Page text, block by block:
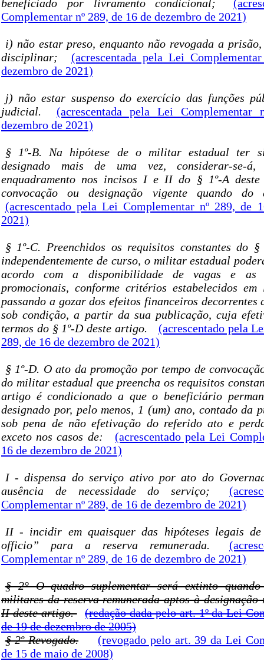
beneficiado por livramento condicional;
Complementar nº 289, de 16 de dezembro de 2021)
i) não estar preso, enquanto não revogada a
disciplinar;
(acrescentada pela Lei
dezembro de 2021)
j) não estar suspenso do exercício das funções
judicial.
(acrescentada pela Lei
dezembro de 2021)
§ 1º-B. Na hipótese de o militar estadual ter
designado mais de uma vez, considerar-se-
enquadramento nos incisos I e II do § 1º-A
convocação ou designação vigente quando do
(acrescentado pela Lei Complementar nº 289, de
2021)
§ 1º-C. Preenchidos os requisitos constantes do
independentemente de curso, o militar estadual
acordo com a disponibilidade de vagas e as
promocionais, conforme critérios estabelecidos
passando a gozar dos efeitos financeiros decorrentes
sob condição, a partir da sua publicação, cuja
termos do § 1º-D deste artigo.
(acrescentado pela
289, de 16 de dezembro de 2021)
§ 1º-D. O ato da promoção por tempo de
do militar estadual que preencha os requisitos
artigo é condicionado a que o beneficiário
designado por, pelo menos, 1 (um) ano, contado da
sob pena de não efetivação do referido ato e
exceto nos casos de:
(acrescentado pela Lei
16 de dezembro de 2021)
I - dispensa do serviço ativo por ato do
ausência de necessidade do serviço;
Complementar nº 289, de 16 de dezembro de 2021)
II - incidir em quaisquer das hipóteses legais de
officio” para a reserva remunerada.
Complementar nº 289, de 16 de dezembro de 2021)
§ 2° O quadro suplementar será extinto
militares da reserva remunerada aptos à
II deste artigo.
(redação dada pelo art. 1º da Lei
de 19 de dezembro de 2005)
§ 2º Revogado.
(revogado pelo art. 39 da Lei
de 15 de maio de 2008)